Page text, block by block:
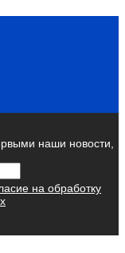
наши новости,
на обработку